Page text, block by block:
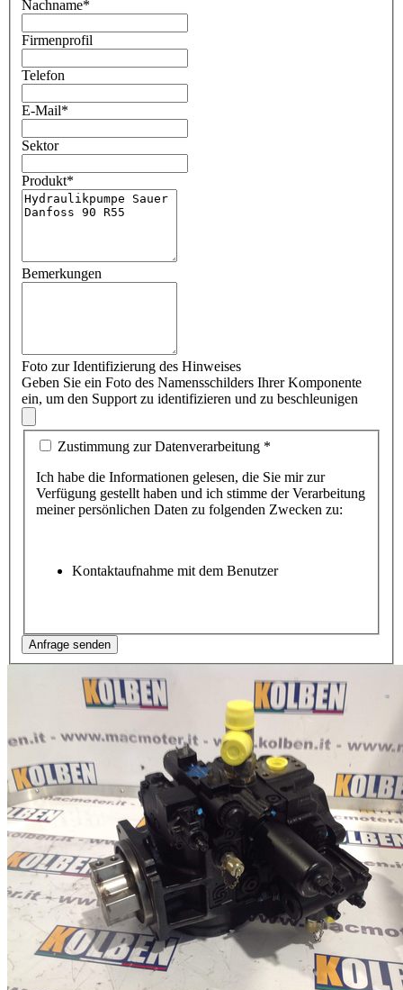
Nachname*
Firmenprofil
Telefon
E-Mail*
Sektor
Produkt*
Bemerkungen
Foto zur Identifizierung des Hinweises
Geben Sie ein Foto des Namensschilders Ihrer Komponente
ein, um den Support zu identifizieren und zu beschleunigen
Zustimmung zur Datenverarbeitung *
Ich habe die Informationen gelesen, die Sie mir zur
Verfügung gestellt haben und ich stimme der Verarbeitung
meiner persönlichen Daten zu folgenden Zwecken zu:
Kontaktaufnahme mit dem Benutzer